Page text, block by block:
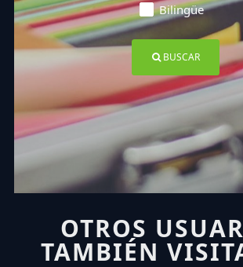
Bilingüe
BUSCAR
OTROS
TAMBIÉN